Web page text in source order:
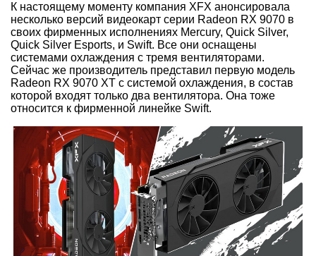
К настоящему моменту компания XFX анонсировала
несколько версий видеокарт серии Radeon RX 9070 в
своих фирменных исполнениях Mercury, Quick Silver,
Quick Silver Esports, и Swift. Все они оснащены
системами охлаждения с тремя вентиляторами.
Сейчас же производитель представил первую модель
Radeon RX 9070 XT с системой охлаждения, в состав
которой входят только два вентилятора. Она тоже
относится к фирменной линейке Swift.